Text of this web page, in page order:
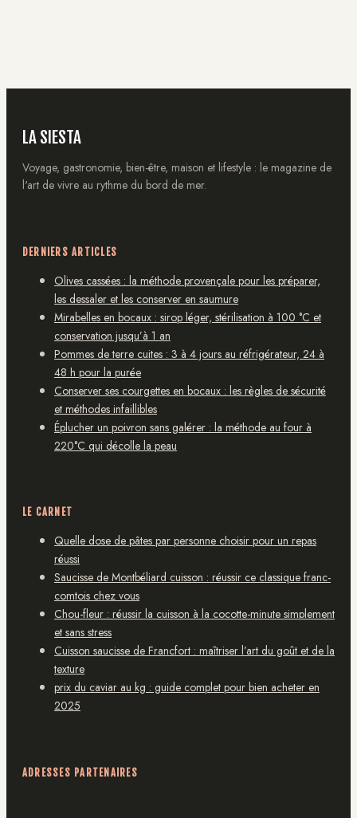
LA SIESTA
Voyage, gastronomie, bien-être, maison et lifestyle : le magazine de
l'art de vivre au rythme du bord de mer.
DERNIERS ARTICLES
Olives cassées : la méthode provençale pour les préparer,
les dessaler et les conserver en saumure
Mirabelles en bocaux : sirop léger, stérilisation à 100 °C et
conservation jusqu’à 1 an
Pommes de terre cuites : 3 à 4 jours au réfrigérateur, 24 à
48 h pour la purée
Conserver ses courgettes en bocaux : les règles de sécurité
et méthodes infaillibles
Éplucher un poivron sans galérer : la méthode au four à
220°C qui décolle la peau
LE CARNET
Quelle dose de pâtes par personne choisir pour un repas
réussi
Saucisse de Montbéliard cuisson : réussir ce classique franc-
comtois chez vous
Chou-fleur : réussir la cuisson à la cocotte-minute simplement
et sans stress
Cuisson saucisse de Francfort : maîtriser l’art du goût et de la
texture
prix du caviar au kg : guide complet pour bien acheter en
2025
ADRESSES PARTENAIRES